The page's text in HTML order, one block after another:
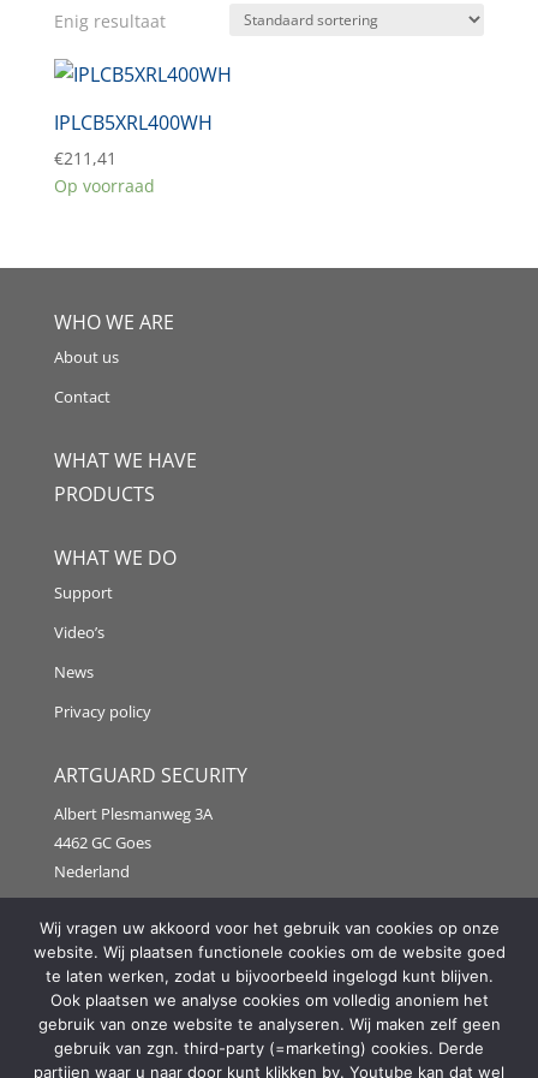
Enig resultaat
IPLCB5XRL400WH
€211,41
Op voorraad
WHO WE ARE
About us
Contact
WHAT WE HAVE
PRODUCTS
WHAT WE DO
Support
Video’s
News
Privacy policy
ARTGUARD SECURITY
Albert Plesmanweg 3A
4462 GC Goes
Nederland
Tel: +31 (0) 113 313151
E-mail:info@artguardsecurity.eu
Copyright @2021 Artguard Security | Made in cooperation
Wij vragen uw akkoord voor het gebruik van cookies op onze
website. Wij plaatsen functionele cookies om de website goed
te laten werken, zodat u bijvoorbeeld ingelogd kunt blijven.
Ook plaatsen we analyse cookies om volledig anoniem het
gebruik van onze website te analyseren. Wij maken zelf geen
gebruik van zgn. third-party (=marketing) cookies. Derde
partijen waar u naar door kunt klikken bv. Youtube kan dat wel